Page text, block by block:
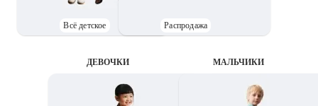
Всё детское Распродажа
ДЕВОЧКИ MАЛЬЧИКИ